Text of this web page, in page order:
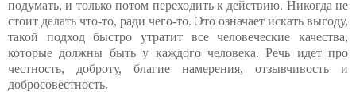
подумать, и только потом переходить к действию. Никогда не
стоит делать что-то, ради чего-то. Это означает искать выгоду,
такой подход быстро утратит все человеческие качества,
которые должны быть у каждого человека. Речь идет про
честность, доброту, благие намерения, отзывчивость и
добросовестность.